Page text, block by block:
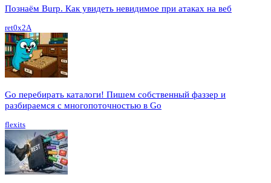
Познаём Burp. Как увидеть невидимое при атаках на веб
ret0x2A
Go перебирать каталоги! Пишем собственный фаззер и
разбираемся с многопоточностью в Go
flexits